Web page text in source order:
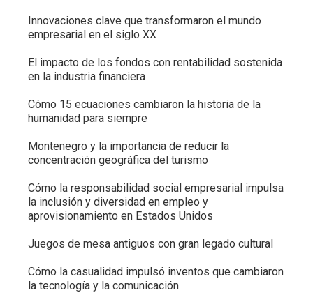
Innovaciones clave que transformaron el mundo
empresarial en el siglo XX
El impacto de los fondos con rentabilidad sostenida
en la industria financiera
Cómo 15 ecuaciones cambiaron la historia de la
humanidad para siempre
Montenegro y la importancia de reducir la
concentración geográfica del turismo
Cómo la responsabilidad social empresarial impulsa
la inclusión y diversidad en empleo y
aprovisionamiento en Estados Unidos
Juegos de mesa antiguos con gran legado cultural
Cómo la casualidad impulsó inventos que cambiaron
la tecnología y la comunicación